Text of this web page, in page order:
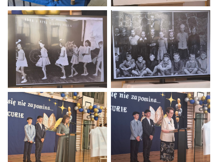
Obchody 80 lecia Szkoły Podstawowej w Baniach.
Obchody 80 lecia Szkoły
Obchody 80 lecia Szkoły Podstawowej w Baniach.
Obchody 80 lecia Szkoły